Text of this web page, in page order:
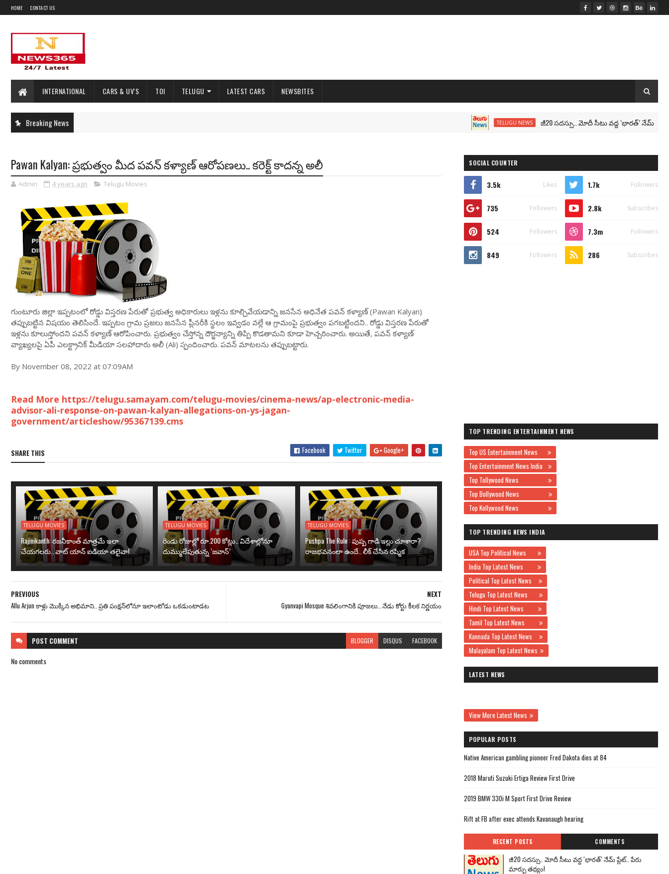
HOME CONTACT US
INTERNATIONAL CARS & UV'S TOI TELUGU LATEST CARS NEWSBITES
Breaking News TELUGU NEWS జీ20 సదస్సు.. మోదీ సీటు వద్ద ‘భారత్’ నేమ్ ప్లేట్‌.. పేరు
Pawan Kalyan: ప్రభుత్వం మీద పవన్ కళ్యాణ్ ఆరోపణలు.. కరెక్ట్ కాదన్న అలీ
Admin 4 years ago Telugu Movies
గుంటూరు జిల్లా ఇప్పటంలో రోడ్డు విస్తరణ పేరుతో ప్రభుత్వ అధికారులు ఇళ్లను కూల్చివేయడాన్ని జనసేన అధినేత పవన్ కళ్యాణ్ (Pawan Kalyan)
తప్పుబట్టిన విషయం తెలిసిందే. ఇప్పటం గ్రామ ప్రజలు జనసేన ప్లీనరీకి స్థలం ఇవ్వడం వల్లే ఆ గ్రామంపై ప్రభుత్వం పగబట్టిందని.. రోడ్డు విస్తరణ పేరుతో
ఇళ్లను కూలుస్తోందని పవన్ కళ్యాణ్ ఆరోపించారు. ప్రభుత్వం చేస్తోన్న దౌర్జన్యాన్ని తిప్పి కొడతామని కూడా హెచ్చరించారు. అయితే, పవన్ కళ్యాణ్
వ్యాఖ్యలపై ఏపీ ఎలక్ట్రానిక్ మీడియా సలహాదారు అలీ (Ali) స్పందించారు. పవన్ మాటలను తప్పుబట్టారు.
By November 08, 2022 at 07:09AM
Read More https://telugu.samayam.com/telugu-movies/cinema-news/ap-electronic-media-
advisor-ali-response-on-pawan-kalyan-allegations-on-ys-jagan-
government/articleshow/95367139.cms
SHARE THIS Facebook Twitter Google+
TELUGU MOVIES
Rajinikanth: రజనీకాంత్ మాత్రమే ఇలా
చేయగలరు.. వాట్ యాన్ ఐడియా తలైవా!
TELUGU MOVIES
రెండు రోజుల్లో రూ.200 కోట్లు.. విదేశాల్లోనూ
దుమ్ములేపుతున్న ‘జవాన్’
TELUGU MOVIES
Pushpa The Rule : పుష్ప గాడి ఇల్లు చూశారా?
రాజభవనంలా ఉందే.. లీక్ చేసిన రష్మిక
NEXT
Gyanvapi Mosque శివలింగానికి పూజలు.. నేడు కోర్టు కీలక నిర్ణయం
PREVIOUS
Allu Arjun కాళ్లు మొక్కిన అభిమాని.. ప్రతి పంక్షన్‌లోనూ ఇలాంటోడు ఒకడుంటాడట
POST COMMENT BLOGGER DISQUS FACEBOOK
No comments
SOCIAL COUNTER
3.5k Likes 1.7k Followers
735 Followers 2.8k Subscribes
524 Followers 7.3m Followers
849 Followers 286 Subscribes
TOP TRENDING ENTERTAINMENT NEWS
Top US Entertainment News
Top Entertainment News India
Top Tollywood News
Top Bollywood News
Top Kollywood News
TOP TRENDING NEWS INDIA
USA Top Political News
India Top Latest News
Political Top Latest News
Telugu Top Latest News
Hindi Top Latest News
Tamil Top Latest News
Kannada Top Latest News
Malayalam Top Latest News
LATEST NEWS
View More Latest News
POPULAR POSTS
Native American gambling pioneer Fred Dakota dies at 84
2018 Maruti Suzuki Ertiga Review First Drive
2019 BMW 330i M Sport First Drive Review
Rift at FB after exec attends Kavanaugh hearing
RECENT POSTS COMMENTS
జీ20 సదస్సు.. మోదీ సీటు వద్ద ‘భారత్’ నేమ్ ప్లేట్‌.. పేరు
మార్పు తథ్యం!